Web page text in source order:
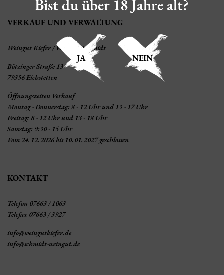
VERKAUF UND VERWALTUNG
Weingut Kiefer / Weingut Schmidt
Bötzinger Straße 13
79356 Eichstetten
Öffnungszeiten Verkauf
Montag - Donnerstag: 8 - 12 Uhr und 13 - 17 Uhr
Freitag: 8 - 12 Uhr und 13 - 18 Uhr
Samstag: 9:30 - 15 Uhr
Vom 24.12.2026 bis 10.01.2027 geschlossen
KONTAKT
Telefon 07663 / 1063
Telefax 07663 / 3927
info@weingutkiefer.de
info@schmidt-weingut.de
Bist du über 18 Jahre alt?
JA NEIN